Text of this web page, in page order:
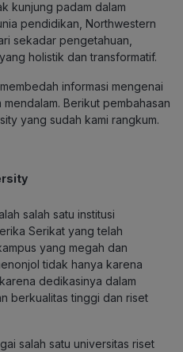
kunjung padam dalam
pendidikan, Northwestern
sekadar pengetahuan,
holistik dan transformatif.
informasi mengenai
Berikut pembahasan
yang sudah kami rangkum.
salah satu institusi
Serikat yang telah
yang megah dan
tidak hanya karena
dedikasinya dalam
berkualitas tinggi dan riset
salah satu universitas riset